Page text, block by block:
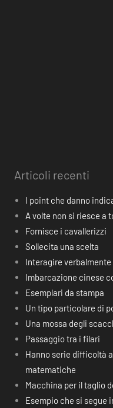
Articoli recenti
I point che danno
A volte non si riesce a
Fornisce i cavallerizzi
Sollecita una scelta
Interagire verbalmente
Imbarcazione cinese
Esemplari da stampa
Un tipo particolare di
Una mossa degli
Passaggio tra i filari
Hanno serie difficoltà
matematiche
Macchina per il taglio
Esempio che si segue